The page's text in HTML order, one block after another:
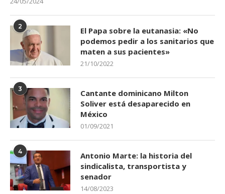
2
El Papa sobre la eutanasia: «No
podemos pedir a los sanitarios que
maten a sus pacientes»
21/10/2022
3
Cantante dominicano Milton
Soliver está desaparecido en
México
01/09/2021
4
Antonio Marte: la historia del
sindicalista, transportista y
senador
14/08/2023